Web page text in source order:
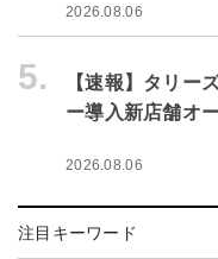
2026.08.06
5.
【速報】タリー
ー導入新店舗オ
2026.08.06
注目キーワード